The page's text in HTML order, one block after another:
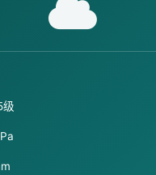
级